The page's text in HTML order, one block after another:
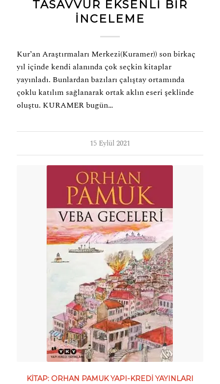
TASAVVUR EKSENLI BIR
INCELEME
Kur’an Araştırmaları Merkezi(Kuramer)) son birkaç
yıl içinde kendi alanında çok seçkin kitaplar
yayınladı. Bunlardan bazıları çalıştay ortamında
çoklu katılım sağlanarak ortak aklın eseri şeklinde
oluştu. KURAMER bugün…
15 Eylül 2021
KITAP: ORHAN PAMUK YAPI-KREDI YAYINLARI